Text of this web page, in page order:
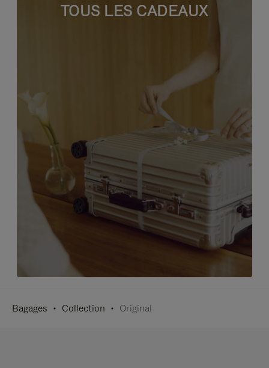
TOUS LES CADEAUX
Bagages Collection Original